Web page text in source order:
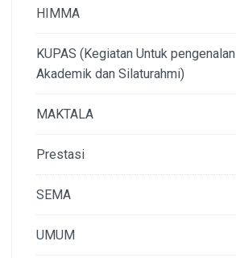
HIMMA
KUPAS (Kegiatan Untuk pengenalan
Akademik dan Silaturahmi)
MAKTALA
Prestasi
SEMA
UMUM